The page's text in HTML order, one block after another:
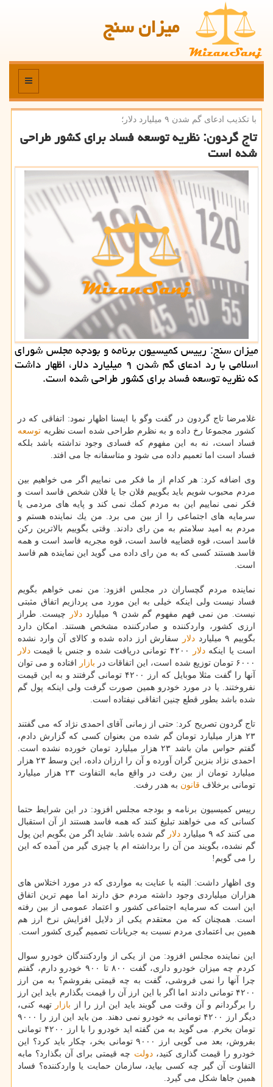
میزان سنج
منو
با تكذیب ادعای گم شدن ۹ میلیارد دلار؛
تاج گردون: نظریه توسعه فساد برای كشور طراحی
شده است
میزان سنج: رییس كمیسیون برنامه و بودجه مجلس شورای
اسلامی با رد ادعای گم شدن ۹ میلیارد دلار، اظهار داشت
كه نظریه توسعه فساد برای كشور طراحی شده است.
غلامرضا تاج گردون در گفت وگو با ایسنا اظهار نمود: اتفاقی كه در
كشور مجموعا رخ داده و به نظرم طراحی شده است نظریه توسعه
فساد است، نه به این مفهوم كه فسادی وجود نداشته باشد بلكه
فساد است اما تعمیم داده می شود و متاسفانه جا می افتد.
وی اضافه كرد: هر كدام از ما فكر می نماییم اگر می خواهیم بین
مردم محبوب شویم باید بگوییم فلان جا یا فلان شخص فاسد است و
فكر نمی نماییم این به مردم كمك نمی كند و پایه های مردمی یا
سرمایه های اجتماعی را از بین می برد. من یك نماینده هستم و
مردم به امید سلامتم به من رای دادند. وقتی بگوییم بالاترین ركن
فاسد است، قوه قضاییه فاسد است، قوه مجریه فاسد است و همه
فاسد هستند كسی كه به من رای داده می گوید این نماینده هم فاسد
است.
نماینده مردم گچساران در مجلس افزود: من نمی خواهم بگویم
فساد نیست ولی اینكه خیلی به این مورد می پردازیم اتفاق مثبتی
نیست. من نمی فهم مفهوم گم شدن ۹ میلیارد
دلار
چیست. طراز
ارزی كشور، واردكننده و صادركننده مشخص هستند. امكان دارد
بگوییم ۹ میلیارد
دلار
سفارش ارز داده شده و كالای آن وارد نشده
است یا اینكه دلار
دلار
۶۰۰۰ تومان توزیع شده است، این اتفاقات در
بازار
افتاده و می توان
آنها را گفت مثلا موبایل كه ارز ۴۲۰۰ تومانی گرفتند و به این قیمت
نفروختند. یا در مورد خودرو همین صورت گرفت ولی اینكه پول گم
شده باشد بطور قطع چنین اتفاقی نیفتاده است.
تاج گردون تصریح كرد: حتی از زمانی آقای احمدی نژاد كه می گفتند
۲۳ هزار میلیارد تومان گم شده من بعنوان كسی كه گزارش دادم،
گفتم حواس مان باشد ۲۳ هزار میلیارد تومان خورده نشده است.
احمدی نژاد بنزین گران آورده و آن را ارزان داده، این وسط ۲۳ هزار
میلیارد تومان از بین رفت در واقع مابه التفاوت ۲۳ هزار میلیارد
تومانی برخلاف قانون به هدر رفت.
رییس كمیسیون برنامه و بودجه مجلس افزود: در این شرایط حتما
كسانی كه می خواهند تبلیغ كنند كه همه فاسد هستند از آن استقبال
می كنند كه ۹ میلیارد
دلار گم شده باشد. شاید اگر من بگویم این پول
گم نشده، بگویند من آن را برداشته ام یا چیزی گیر من آمده كه این
را می گویم!
وی اظهار داشت: البته با عنایت به مواردی كه در مورد اختلاس های
هزاران میلیاردی وجود داشته مردم حق دارند اما مهم ترین اتفاق
این است كه سرمایه اجتماعی كشور و اعتماد عمومی از بین رفته
است. همچنان كه من معتقدم یكی از دلایل افزایش نرخ ارز هم
همین بی اعتمادی مردم نسبت به جریانات تصمیم گیری كشور است.
این نماینده مجلس افزود: من از یكی از واردكنندگان خودرو سوال
كردم چه میزان خودرو داری، گفت ۸۰۰ تا ۹۰۰ خودرو دارم، گفتم
چرا آنها را نمی فروشی، گفت به چه قیمتی بفروشم؟ به من ارز
۴۲۰۰ تومانی دادند اما اگر با این ارز آن را قیمت بگذارم باید این ارز
را برگردانم و آن وقت می گویند باید این ارز را از بازار تهیه كنی،
دیگر ارز ۴۲۰۰ تومانی به خودرو نمی دهند. من باید این ارز را ۹۰۰۰
تومان بخرم. می گوید به من گفته اید خودرو را با ارز ۴۲۰۰ تومانی
بفروش، بعد می گویی ارز ۹۰۰۰ تومانی بخر، چكار باید كرد؟ این
خودرو را قیمت گذاری كنید،دولت چه قیمتی برای آن بگذارد؟ مابه
التفاوت آن گیر چه كسی بیاید، سازمان حمایت یا واردكننده؟ فساد
همین جاها شكل می گیرد.